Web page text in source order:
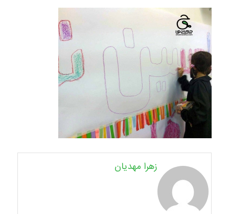
زهرا مهدیان